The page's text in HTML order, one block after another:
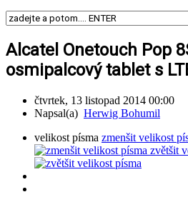
Alcatel Onetouch Pop
osmipalcový tablet s
čtvrtek, 13 listopad 2014 00:00
Napsal(a) Herwig Bohumil
velikost písma zmenšit velikost
zvětšit